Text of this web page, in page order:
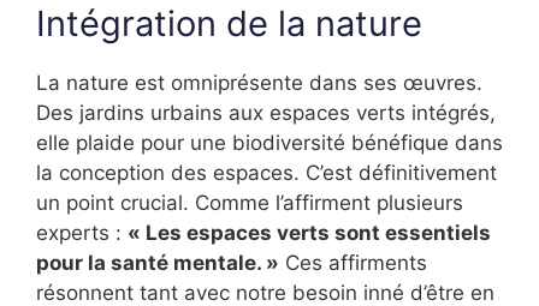
Intégration de la nature
La nature est omniprésente dans ses œuvres.
Des jardins urbains aux espaces verts intégrés,
elle plaide pour une biodiversité bénéfique dans
la conception des espaces. C’est définitivement
un point crucial. Comme l’affirment plusieurs
experts : « Les espaces verts sont essentiels
pour la santé mentale. » Ces affirments
résonnent tant avec notre besoin inné d’être en